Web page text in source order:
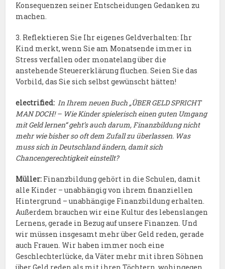
Konsequenzen seiner Entscheidungen Gedanken zu
machen.
3. Reflektieren Sie Ihr eigenes Geldverhalten: Ihr
Kind merkt, wenn Sie am Monatsende immer in
Stress verfallen oder monatelang über die
anstehende Steuererklärung fluchen. Seien Sie das
Vorbild, das Sie sich selbst gewünscht hätten!
electrified: In Ihrem neuen Buch „ÜBER GELD SPRICHT
MAN DOCH! – Wie Kinder spielerisch einen guten Umgang
mit Geld lernen“ geht’s auch darum, Finanzbildung nicht
mehr wie bisher so oft dem Zufall zu überlassen. Was
muss sich in Deutschland ändern, damit sich
Chancengerechtigkeit einstellt?
Müller: Finanzbildung gehört in die Schulen, damit
alle Kinder – unabhängig von ihrem finanziellen
Hintergrund – unabhängige Finanzbildung erhalten.
Außerdem brauchen wir eine Kultur des lebenslangen
Lernens, gerade in Bezug auf unsere Finanzen. Und
wir müssen insgesamt mehr über Geld reden, gerade
auch Frauen. Wir haben immer noch eine
Geschlechterlücke, da Väter mehr mit ihren Söhnen